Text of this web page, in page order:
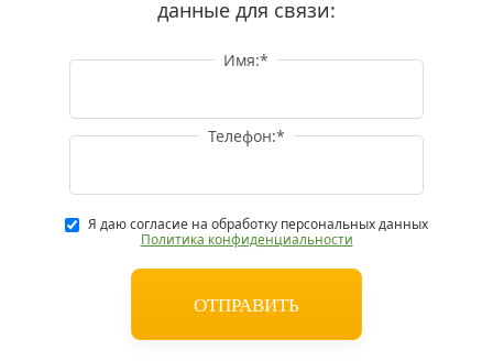
данные для связи:
Имя:*
Телефон:*
Я даю согласие на обработку персональных данных
Политика конфиденциальности